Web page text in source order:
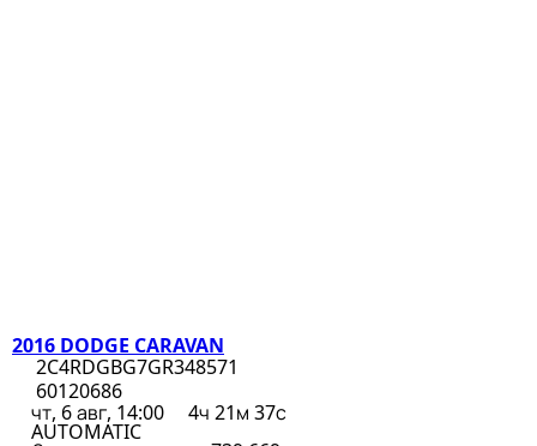
2016 DODGE CARAVAN
2C4RDGBG7GR348571
60120686
чт, 6 авг, 14:00
4ч 21м 37с
AUTOMATIC